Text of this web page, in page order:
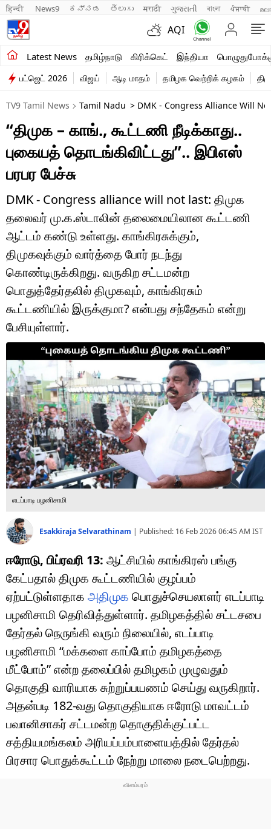
हिन्दी News9 ಕನ್ನಡ తెలుగు मराठी ગુજરાતી বাংলা ਪੰਜਾਬੀ
AQI
Latest News தமிழ்நாடு கிரிக்கெட் இந்தியா
சமீபத்திய செய்திகள்
தமிழ்நாடு
இந்தியா
உலகம்
விளையாட்டு
பொழுதுபோக்கு
லைஃப்ஸ்டைல்
வணிகம்
டெக்னாலஜி
ஆன்மீகம்
வைரல்
ஹெஃல்த்
ஷார்ட் வீடியோஸ்
வலை கதைகள்
போட்டோ கேலரி
பட்ஜெட் 2026 விஜய் ஆடி மாதம் தமிழக வெற்றிக் கழகம்
TV9 Tamil News Tamil Nadu > DMK - Congress Alliance Will
“திமுக – காங்., கூட்டணி நீடிக்காது..
புகையத் தொடங்கிவிட்டது”.. இபிஎஸ்
பரபர பேச்சு
DMK - Congress alliance will not last: திமுக
தலைவர் மு.க.ஸ்டாலின் தலைமையிலான கூட்டணி
ஆட்டம் கண்டு உள்ளது. காங்கிரசுக்கும்,
திமுகவுக்கும் வார்த்தை போர் நடந்து
கொண்டிருக்கிறது. வருகிற சட்டமன்ற
பொதுத்தேர்தலில் திமுகவும், காங்கிரசும்
கூட்டணியில் இருக்குமா? என்பது சந்தேகம் என்று
பேசியுள்ளார்.
எடப்பாடி பழனிசாமி
Esakkiraja Selvarathinam | Published: 16 Feb 2026 06:45 AM IST
ஈரோடு, பிப்ரவரி 13: ஆட்சியில் காங்கிரஸ் பங்கு
கேட்பதால் திமுக கூட்டணியில் குழப்பம்
ஏற்பட்டுள்ளதாக அதிமுக பொதுச்செயலாளர் எடப்பாடி
பழனிசாமி தெரிவித்துள்ளார். தமிழகத்தில் சட்டசபை
தேர்தல் நெருங்கி வரும் நிலையில், எடப்பாடி
பழனிசாமி “மக்களை காப்போம் தமிழகத்தை
மீட்போம்” என்ற தலைப்பில் தமிழகம் முழுவதும்
தொகுதி வாரியாக சுற்றுப்பயணம் செய்து வருகிறார்.
அதன்படி 182-வது தொகுதியாக ஈரோடு மாவட்டம்
பவானிசாகர் சட்டமன்ற தொகுதிக்குட்பட்ட
சத்தியமங்கலம் அரியப்பம்பாளையத்தில் தேர்தல்
பிரசார பொதுக்கூட்டம் நேற்று மாலை நடைபெற்றது.